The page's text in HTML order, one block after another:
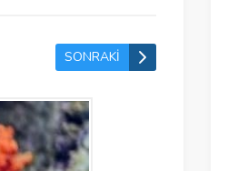
SONRAKİ